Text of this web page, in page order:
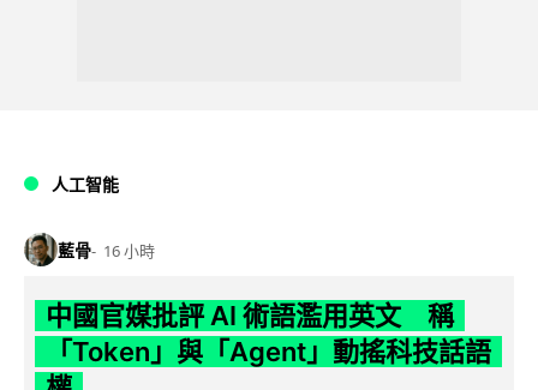
人工智能
藍骨 16 小時
中國官媒批評 AI 術語濫用英文 稱
「Token」與「Agent」動搖科技話語